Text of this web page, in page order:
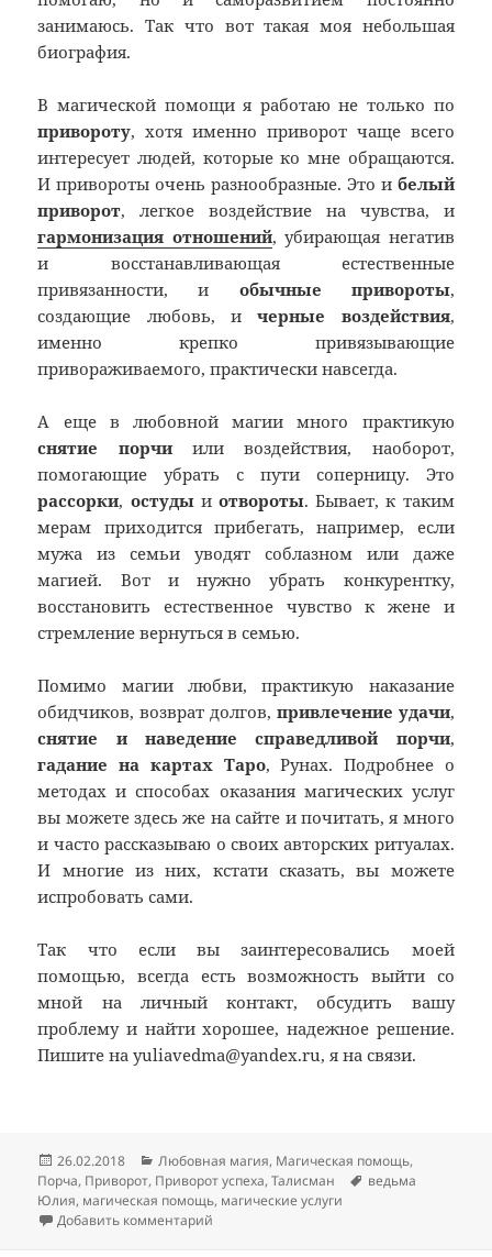
занимаюсь. Так что вот такая моя небольшая
биография.
В магической помощи я работаю не только по
привороту, хотя именно приворот чаще всего
интересует людей, которые ко мне обращаются.
И привороты очень разнообразные. Это и белый
приворот, легкое воздействие на чувства, и
гармонизация отношений, убирающая негатив
и восстанавливающая естественные
привязанности, и обычные привороты,
создающие любовь, ичерные воздействия,
именно крепко привязывающие
привораживаемого, практически навсегда.
А еще в любовной магии много практикую
снятие порчиили воздействия, наоборот,
помогающие убрать с пути соперницу. Это
рассорки, остудыиотвороты. Бывает, к таким
мерам приходится прибегать, например, если
мужа из семьи уводят соблазном или даже
магией. Вот и нужно убрать конкурентку,
восстановить естественное чувство к жене и
стремление вернуться в семью.
Помимо магии любви, практикую наказание
обидчиков, возврат долгов, привлечение удачи,
снятие и наведение справедливой порчи,
гадание на картах Таро, Рунах. Подробнее о
методах и способах оказания магических услуг
вы можете здесь же на сайте и почитать, я много
и часто рассказываю о своих авторских ритуалах.
И многие из них, кстати сказать, вы можете
испробовать сами.
Так что если вы заинтересовались моей
помощью, всегда есть возможность выйти со
мной на личный контакт, обсудить вашу
проблему и найти хорошее, надежное решение.
Пишите на yuliavedma@yandex.ru, я на связи.
Опубликовано
26.02.2018 Рубрики
Любовная магия, Магическая помощь,
Порча, Приворот, Приворот успеха,Талисман Метки
ведьма
Юлия, магическая помощь, магические услуги
Добавить комментарий